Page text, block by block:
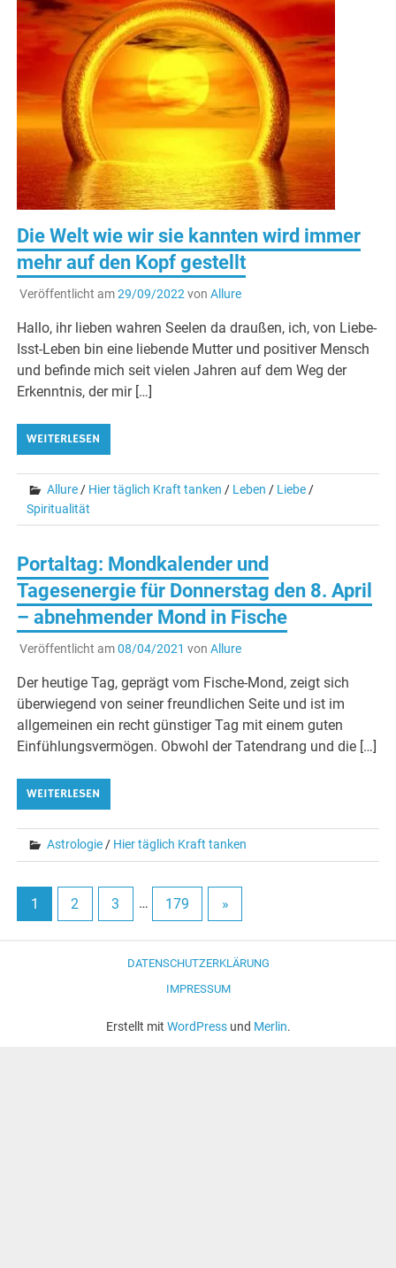
Die Welt wie wir sie kannten wird immer
mehr auf den Kopf gestellt
Veröffentlicht am29/09/2022 von Allure
Hallo, ihr lieben wahren Seelen da draußen, ich, von Liebe-
Isst-Leben bin eine liebende Mutter und positiver Mensch
und befinde mich seit vielen Jahren auf dem Weg der
Erkenntnis, der mir […]
WEITERLESEN
Allure / Hier täglich Kraft tanken / Leben / Liebe /
Spiritualität
Portaltag: Mondkalender und
Tagesenergie für Donnerstag den 8. April
– abnehmender Mond in Fische
Veröffentlicht am08/04/2021 von Allure
Der heutige Tag, geprägt vom Fische-Mond, zeigt sich
überwiegend von seiner freundlichen Seite und ist im
allgemeinen ein recht günstiger Tag mit einem guten
Einfühlungsvermögen. Obwohl der Tatendrang und die […]
WEITERLESEN
Astrologie / Hier täglich Kraft tanken
1 2 3 … 179 »
DATENSCHUTZERKLÄRUNG
IMPRESSUM
Erstellt mit WordPressund Merlin.